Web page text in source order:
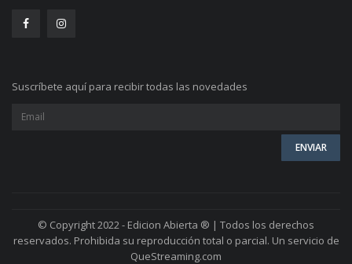
Suscríbete aquí para recibir todas las novedades
© Copyright 2022 - Edicion Abierta ® | Todos los derechos
reservados. Prohibida su reproducción total o parcial. Un servicio de
QueStreaming.com